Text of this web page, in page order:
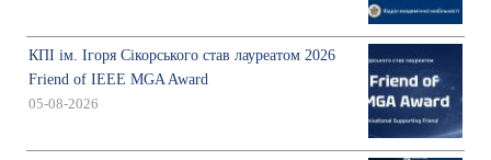
КПІ ім. Ігоря Сікорського став лауреатом 2026
Friend of IEEE MGA Award
05-08-2026